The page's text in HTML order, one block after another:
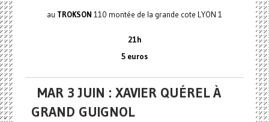
au TROKSON 110 montée de la grande cote LYON 1
21h
5 euros
MAR 3 JUIN : XAVIER QUÉREL À
GRAND GUIGNOL